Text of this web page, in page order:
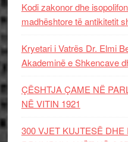
Kodi zakonor dhe
madhështore të antikitetit
Kryetari i Vatrës Dr. Elmi
Akademinë e Shkencave
ÇËSHTJA ÇAME NË
NË VITIN 1921
300 VJET KUJTESË DHE